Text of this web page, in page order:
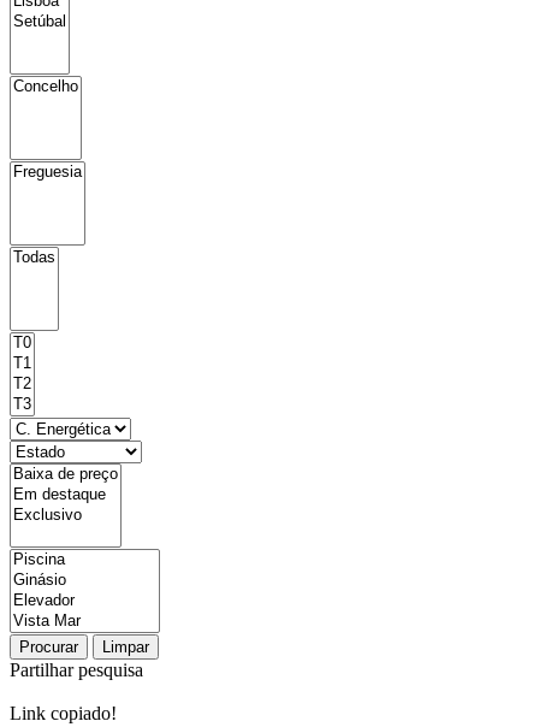
Procurar Limpar
Partilhar pesquisa
Link copiado!